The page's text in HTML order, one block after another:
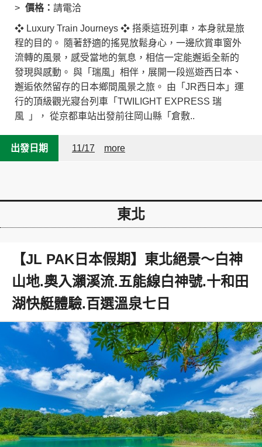
價格： 請電洽
❖ Luxury Train Journeys ❖ 搭乘這班列車，本身就是旅
程的目的。 隨著舒適的搖晃放鬆身心，一邊欣賞車窗外
流轉的風景，感受當地的氣息，相信一定能邂逅全新的
發現與感動。 與「瑞風」相伴，展開一段巡遊西日本、
邂逅依然留存的日本鄉間風景之旅。 由「JR西日本」運
行的頂級觀光寢台列車「TWILIGHT EXPRESS 瑞
風 」， 從京都車站出發前往岡山縣「倉敷..
出發日期 11/17 more
東北
【JL PAK日本假期】東北絕景～白神
山地.奧入瀨溪流.五能線白神號.十和田
湖快艇體驗.百選溫泉七日